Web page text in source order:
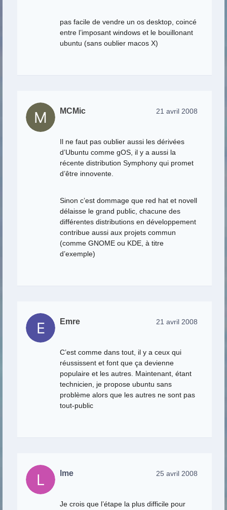
pas facile de vendre un os desktop, coincé
entre l’imposant windows et le bouillonant
ubuntu (sans oublier macos X)
MCMic 21 avril 2008
Il ne faut pas oublier aussi les dérivées
d’Ubuntu comme gOS, il y a aussi la
récente distribution Symphony qui promet
d’être innovente.
Sinon c’est dommage que red hat et novell
délaisse le grand public, chacune des
différentes distributions en développement
contribue aussi aux projets commun
(comme GNOME ou KDE, à titre
d’exemple)
Emre 21 avril 2008
C’est comme dans tout, il y a ceux qui
réussissent et font que ça devienne
populaire et les autres. Maintenant, étant
technicien, je propose ubuntu sans
problème alors que les autres ne sont pas
tout-public
lme 25 avril 2008
Je crois que l’étape la plus difficile pour